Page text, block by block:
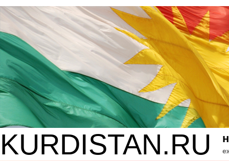
KURDISTAN.RU